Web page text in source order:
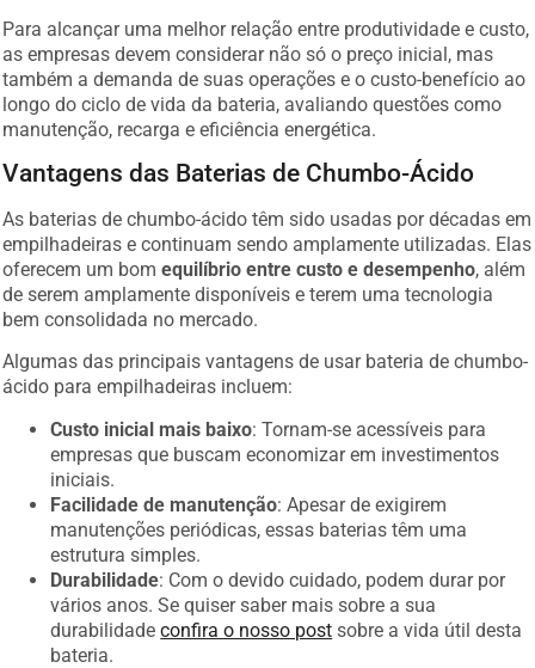
Para alcançar uma melhor relação entre produtividade e custo,
as empresas devem considerar não só o preço inicial, mas
também a demanda de suas operações e o custo-benefício ao
longo do ciclo de vida da bateria, avaliando questões como
manutenção, recarga e eficiência energética.
Vantagens das Baterias de Chumbo-Ácido
As baterias de chumbo-ácido têm sido usadas por décadas em
empilhadeiras e continuam sendo amplamente utilizadas. Elas
oferecem um bomequilíbrio entre custo e desempenho, além
de serem amplamente disponíveis e terem uma tecnologia
bem consolidada no mercado.
Algumas das principais vantagens de usar bateria de chumbo-
ácido para empilhadeiras incluem:
Custo inicial mais baixo: Tornam-se acessíveis para
empresas que buscam economizar em investimentos
iniciais.
Facilidade de manutenção: Apesar de exigirem
manutenções periódicas, essas baterias têm uma
estrutura simples.
Durabilidade: Com o devido cuidado, podem durar por
vários anos. Se quiser saber mais sobre a sua
durabilidadeconfira o nosso post sobre a vida útil desta
bateria.